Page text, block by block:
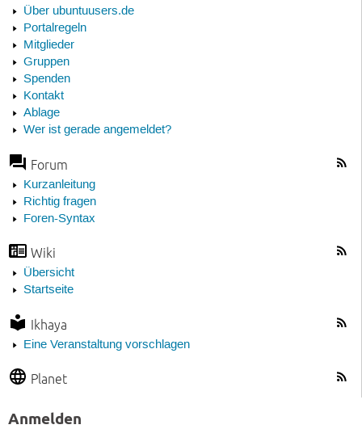
Über ubuntuusers.de
Portalregeln
Mitglieder
Gruppen
Spenden
Kontakt
Ablage
Wer ist gerade angemeldet?
Forum
Kurzanleitung
Richtig fragen
Foren-Syntax
Wiki
Übersicht
Startseite
Ikhaya
Eine Veranstaltung vorschlagen
Planet
Anmelden